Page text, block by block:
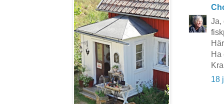
Ja,
Ha
18